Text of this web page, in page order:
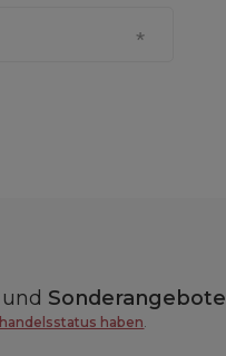
und Sonderangebote
haben.